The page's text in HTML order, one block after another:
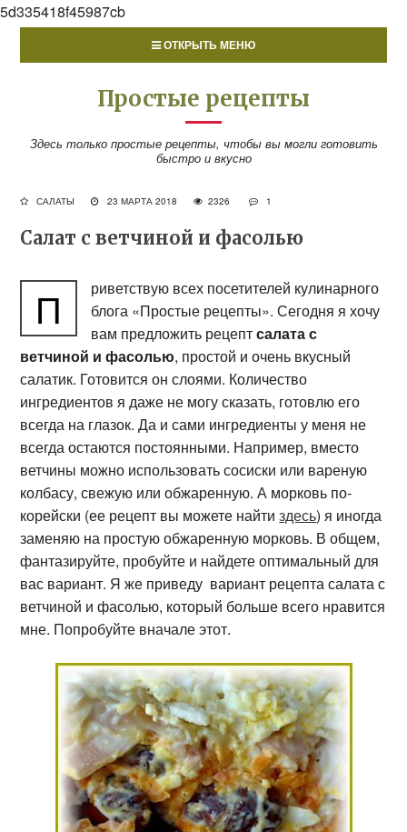
5d335418f45987cb
ОТКРЫТЬ МЕНЮ
Простые рецепты
Здесь только простые рецепты, чтобы вы могли готовить
быстро и вкусно
САЛАТЫ 23 МАРТА 2018 2326 1
Салат с ветчиной и фасолью
П
риветствую всех посетителей кулинарного
блога «Простые рецепты». Сегодня я хочу
вам предложить рецептсалата с
ветчиной и фасолью, простой и очень вкусный
салатик. Готовится он слоями. Количество
ингредиентов я даже не могу сказать, готовлю его
всегда на глазок. Да и сами ингредиенты у меня не
всегда остаются постоянными. Например, вместо
ветчины можно использовать сосиски или вареную
колбасу, свежую или обжаренную. А морковь по-
корейски (ее рецепт вы можете найтиздесь) я иногда
заменяю на простую обжаренную морковь. В общем,
фантазируйте, пробуйте и найдете оптимальный для
вас вариант. Я же приведу вариант рецепта салата с
ветчиной и фасолью, который больше всего нравится
мне. Попробуйте вначале этот.